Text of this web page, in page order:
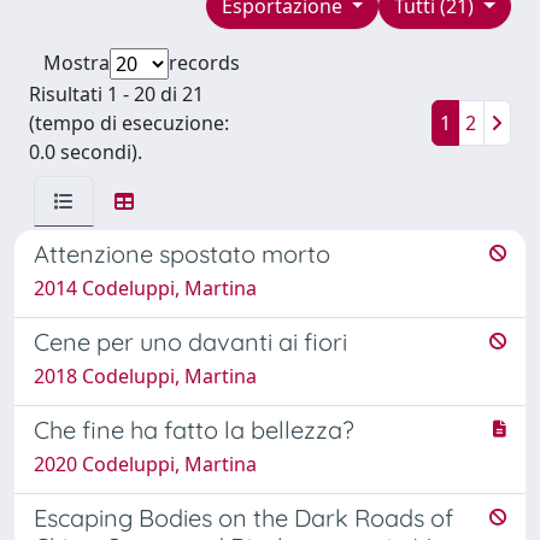
Tutti (21)
Esportazione
Mostra
records
Risultati 1 - 20 di 21
(tempo di esecuzione:
0.0 secondi).
1 2
Attenzione spostato morto
2014 Codeluppi, Martina
Cene per uno davanti ai fiori
2018 Codeluppi, Martina
Che fine ha fatto la bellezza?
2020 Codeluppi, Martina
Escaping Bodies on the Dark Roads of